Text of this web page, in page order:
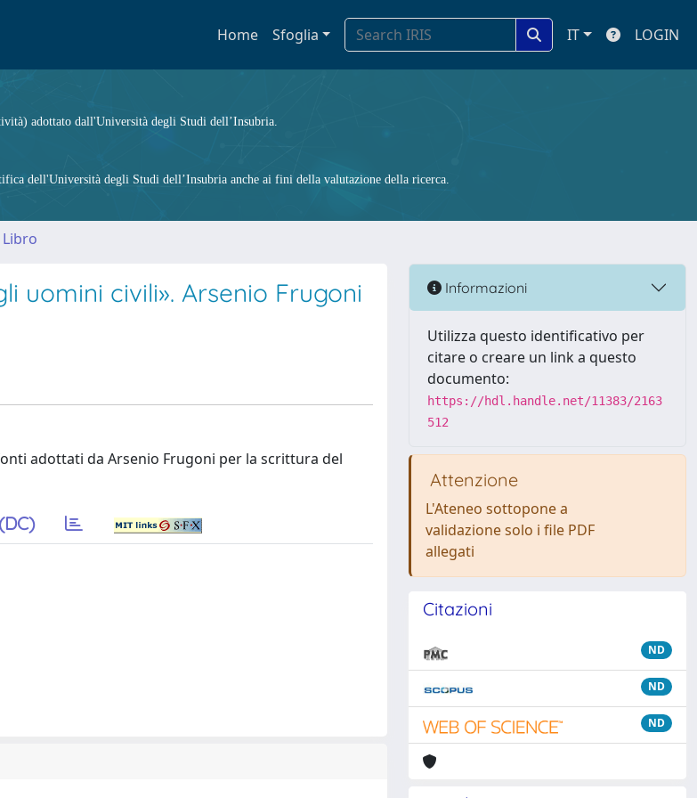
Home Sfoglia IT LOGIN
adottato dall'Università degli Studi dell’Insubria.
dell'Università degli Studi dell’Insubria anche ai fini della valutazione della ricerca.
uomini civili». Arsenio Frugoni
adottati da Arsenio Frugoni per la scrittura del
Informazioni
Utilizza questo identificativo per
citare o creare un link a questo
documento:
https://hdl.handle.net/11383/2163
512
Attenzione
L'Ateneo sottopone a
validazione solo i file PDF
allegati
Citazioni
ND
ND
ND